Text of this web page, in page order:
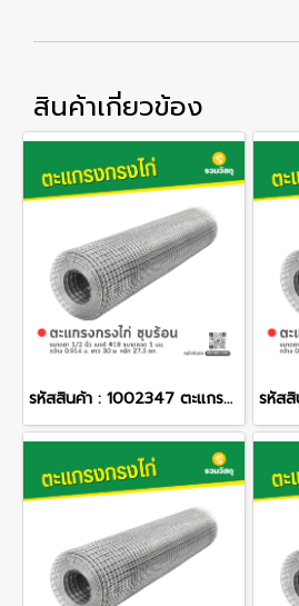
สินค้าเกี่ยวข้อง
รหัสสินค้า : 1002347 ตะแกรงกรงไก่ ชุบร้อน ขนาดตา 1/2 นิ้ว เบอร์ #19 ขนาดลวด 1 มม. กว้าง 0.914 ม. ยาว 30 ม. หนัก 27.3 กก.